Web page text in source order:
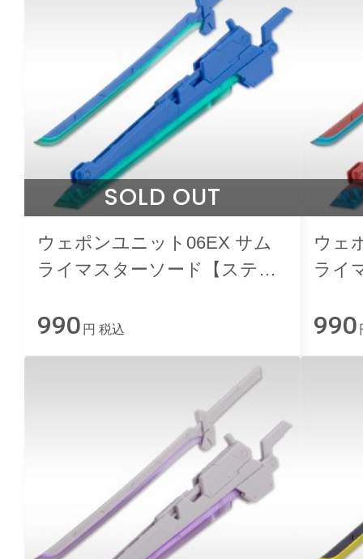
SOLD OUT
ウェポンユニット06EX サム
ライマスターソード【スティ
990 円 税込
ウェ
ライ
990